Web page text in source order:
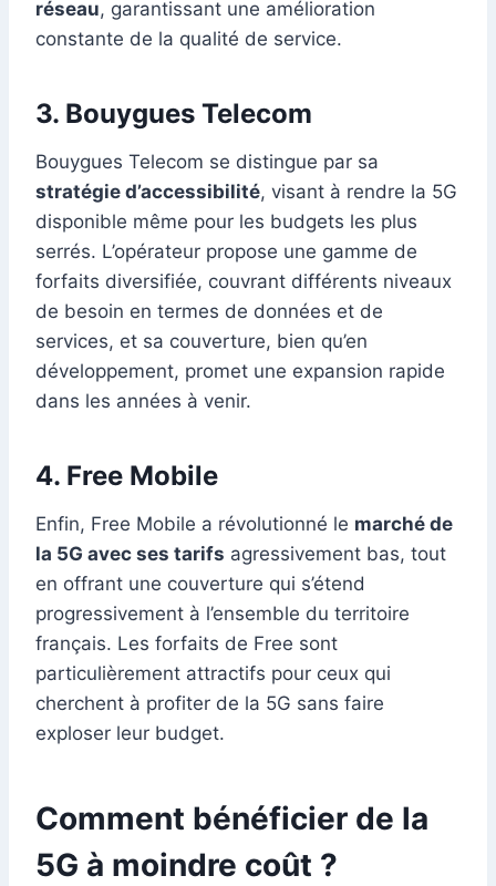
réseau, garantissant une amélioration
constante de la qualité de service.
3. Bouygues Telecom
Bouygues Telecom se distingue par sa
stratégie d’accessibilité, visant à rendre la 5G
disponible même pour les budgets les plus
serrés. L’opérateur propose une gamme de
forfaits diversifiée, couvrant différents niveaux
de besoin en termes de données et de
services, et sa couverture, bien qu’en
développement, promet une expansion rapide
dans les années à venir.
4. Free Mobile
Enfin, Free Mobile a révolutionné le marché de
la 5G avec ses tarifs agressivement bas, tout
en offrant une couverture qui s’étend
progressivement à l’ensemble du territoire
français. Les forfaits de Free sont
particulièrement attractifs pour ceux qui
cherchent à profiter de la 5G sans faire
exploser leur budget.
Comment bénéficier de la
5G à moindre coût ?